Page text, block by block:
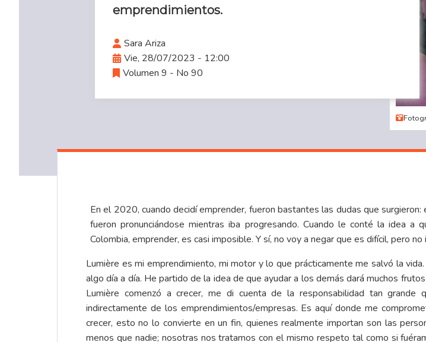
emprendimientos.
Sara Ariza
Vie, 28/07/2023 - 12:00
Volumen 9 - No 90
En el 2020, cuando decidí emprender, fueron bastantes las dudas que surgieron:
fueron pronunciándose mientras iba progresando. Cuando le conté la idea
Colombia, emprender, es casi imposible. Y sí, no voy a negar que es difícil, pero
Lumière es mi emprendimiento, mi motor y lo que prácticamente me salvó la
algo día a día. He partido de la idea de que ayudar a los demás dará muchos
Lumière comenzó a crecer, me di cuenta de la responsabilidad tan
indirectamente de los emprendimientos/empresas. Es aquí donde me
crecer, esto no lo convierte en un fin, quienes realmente importan son las
menos que nadie; nosotras nos tratamos con el mismo respeto tal como si